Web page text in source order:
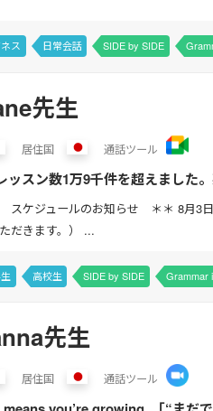
ス 日常会話 SIDE by SIDE
先生
居住国 通話ツール
ッスン数1万9千件を超えました
英検・TOEIC対策・中高生の定
スケジュールのお知らせ ＊＊ 8月3日
だきます。） ...
高校生 SIDE by SIDE Grammar
先生
居住国 通話ツール